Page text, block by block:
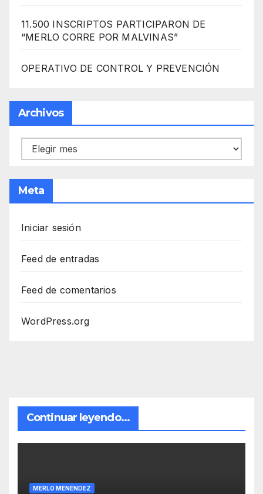
11.500 INSCRIPTOS PARTICIPARON DE
“MERLO CORRE POR MALVINAS”
OPERATIVO DE CONTROL Y PREVENCIÓN
Archivos
Archivos
Meta
Iniciar sesión
Feed de entradas
Feed de comentarios
WordPress.org
Continuar leyendo...
MERLO MENÉNDEZ